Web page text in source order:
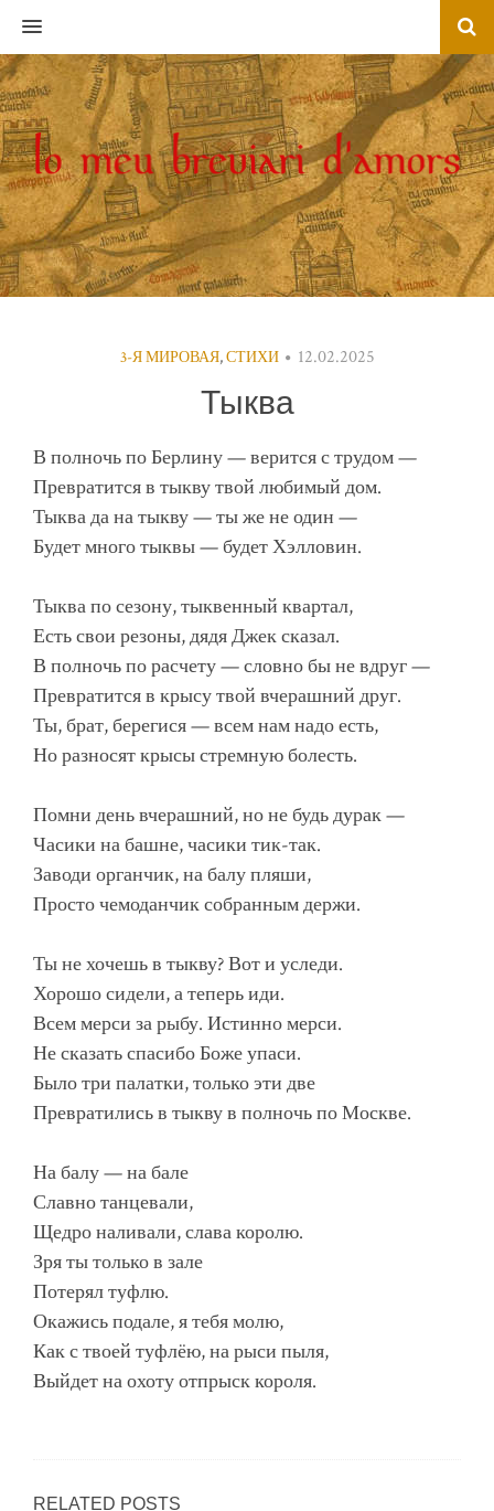
MENU
3-Я МИРОВАЯ,СТИХИ 12.02.2025
Тыква
В полночь по Берлину — верится с трудом —
Превратится в тыкву твой любимый дом.
Тыква да на тыкву — ты же не один —
Будет много тыквы — будет Хэлловин.
Тыква по сезону, тыквенный квартал,
Есть свои резоны, дядя Джек сказал.
В полночь по расчету — словно бы не вдруг —
Превратится в крысу твой вчерашний друг.
Ты, брат, берегися — всем нам надо есть,
Но разносят крысы стремную болесть.
Помни день вчерашний, но не будь дурак —
Часики на башне, часики тик-так.
Заводи органчик, на балу пляши,
Просто чемоданчик собранным держи.
Ты не хочешь в тыкву? Вот и уследи.
Хорошо сидели, а теперь иди.
Всем мерси за рыбу. Истинно мерси.
Не сказать спасибо Боже упаси.
Было три палатки, только эти две
Превратились в тыкву в полночь по Москве.
На балу — на бале
Славно танцевали,
Щедро наливали, слава королю.
Зря ты только в зале
Потерял туфлю.
Окажись подале, я тебя молю,
Как с твоей туфлёю, на рыси пыля,
Выйдет на охоту отпрыск короля.
RELATED POSTS